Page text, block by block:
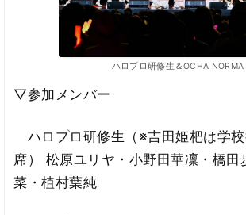
ハロプロ研修生＆OCHA NORMA
▽参加メンバー
ハロプロ研修生（※吉田姫杷は学校
席） 松原ユリヤ・小野田華凜・橋田
菜・植村葉純